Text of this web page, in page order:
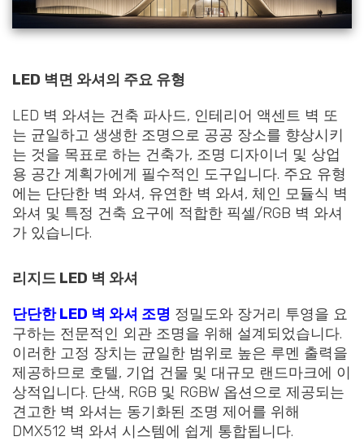
LED 벽면 와셔의 주요 유형
LED 벽 와셔는 건축 파사드, 인테리어 액센트 벽 또
는 균일하고 생생한 조명으로 공공 장소를 향상시키
는 것을 목표로 하는 건축가, 조명 디자이너 및 상업
용 공간 계획가에게 필수적인 도구입니다. 주요 유형
에는 단단한 벽 와셔, 유연한 벽 와셔, 체인 모듈식 벽
와셔 및 특정 건축 요구에 적합한 픽셀/RGB 벽 와셔
가 있습니다.
리지드 LED 벽 와셔
단단한 LED 벽 와셔 조명 정밀도와 장거리 투영을 요
구하는 전문적인 외관 조명을 위해 설계되었습니다.
이러한 고정 장치는 균일한 범위로 높은 루멘 출력을
제공하므로 호텔, 기업 건물 및 대규모 랜드마크에 이
상적입니다. 단색, RGB 및 RGBW 옵션으로 제공되는
견고한 벽 와셔는 동기화된 조명 제어를 위해
DMX512 벽 와셔 시스템에 쉽게 통합됩니다.